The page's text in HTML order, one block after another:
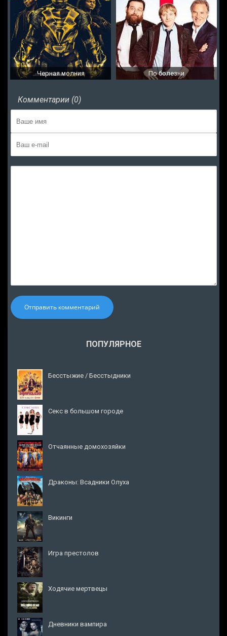
Черная молния По болезни
Комментарии (0)
Отправить комментарий
ПОПУЛЯРНОЕ
Бесстыжие / Бесстыдники
Секс в большом городе
Отчаянные домохозяйки
Драконы: Всадники Олуха
Викинги
Игра престолов
Ходячие мертвецы
Дневники вампира